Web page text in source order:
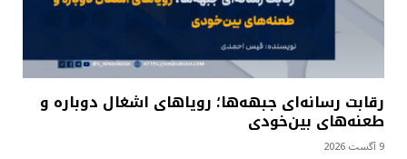
رقابت رسانه‌ای جبهه‌ها؛ رویاهای اشغال دوباره و
طعنه‌های بین‌خودی
9 آگست 2026